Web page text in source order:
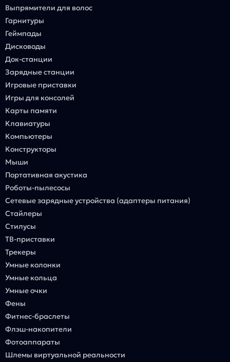
Выпрямители для волос
Гарнитуры
Геймпады
Дисководы
Док-станции
Зарядные станции
Игровые приставки
Игры для консолей
Карты памяти
Клавиатуры
Компьютеры
Конструкторы
Мыши
Портативная акустика
Роботы-пылесосы
Сетевые зарядные устройства (адаптеры питания)
Стайлеры
Стилусы
ТВ-приставки
Трекеры
Умные колонки
Умные кольца
Умные очки
Фены
Фитнес-браслеты
Флэш-накопители
Фотоаппараты
Шлемы виртуальной реальности